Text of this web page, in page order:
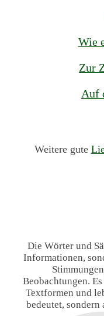
Wie
Zur
Auf
Weitere gute
Die Wörter und
Informationen,
Beobachtungen.
Textformen und
bedeutet,